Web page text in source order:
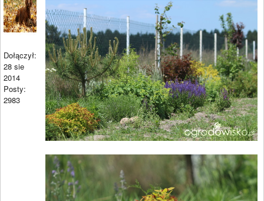
Dołączył:
28 sie
2014
Posty:
2983